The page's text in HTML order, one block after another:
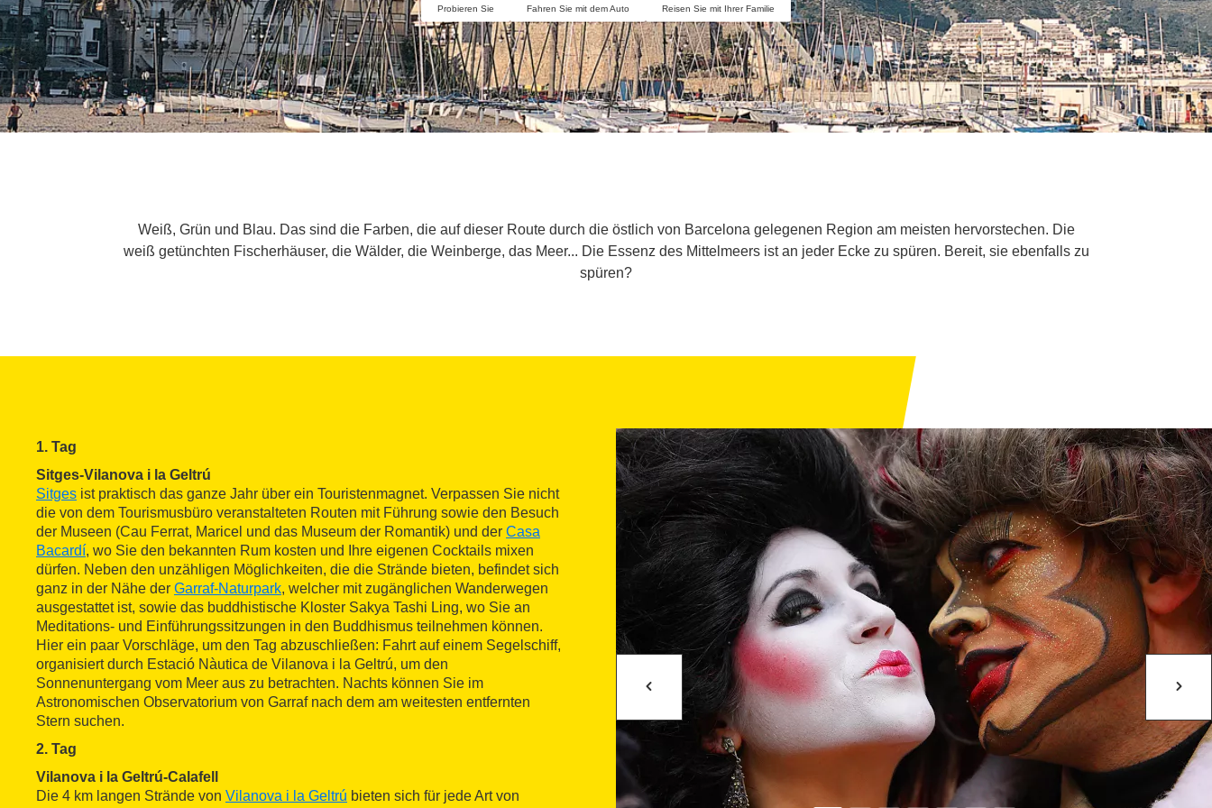
Probieren Sie Fahren Sie mit dem Auto Reisen Sie mit Ihrer Familie
Weiß, Grün und Blau. Das sind die Farben, die auf dieser Route durch die östlich von Barcelona gelegenen Region am meisten hervorstechen. Die
weiß getünchten Fischerhäuser, die Wälder, die Weinberge, das Meer... Die Essenz des Mittelmeers ist an jeder Ecke zu spüren. Bereit, sie ebenfalls zu
spüren?
1. Tag
Sitges-Vilanova i la Geltrú
Sitges ist praktisch das ganze Jahr über ein Touristenmagnet. Verpassen Sie nicht
die von dem Tourismusbüro veranstalteten Routen mit Führung sowie den Besuch
der Museen (Cau Ferrat, Maricel und das Museum der Romantik) und der Casa
Bacardí, wo Sie den bekannten Rum kosten und Ihre eigenen Cocktails mixen
dürfen. Neben den unzähligen Möglichkeiten, die die Strände bieten, befindet sich
ganz in der Nähe der Garraf-Naturpark, welcher mit zugänglichen Wanderwegen
ausgestattet ist, sowie das buddhistische Kloster Sakya Tashi Ling, wo Sie an
Meditations- und Einführungssitzungen in den Buddhismus teilnehmen können.
Hier ein paar Vorschläge, um den Tag abzuschließen: Fahrt auf einem Segelschiff,
organisiert durch Estació Nàutica de Vilanova i la Geltrú, um den
Sonnenuntergang vom Meer aus zu betrachten. Nachts können Sie im
Astronomischen Observatorium von Garraf nach dem am weitesten entfernten
Stern suchen.
2. Tag
Vilanova i la Geltrú-Calafell
Die 4 km langen Strände von Vilanova i la Geltrú bieten sich für jede Art von